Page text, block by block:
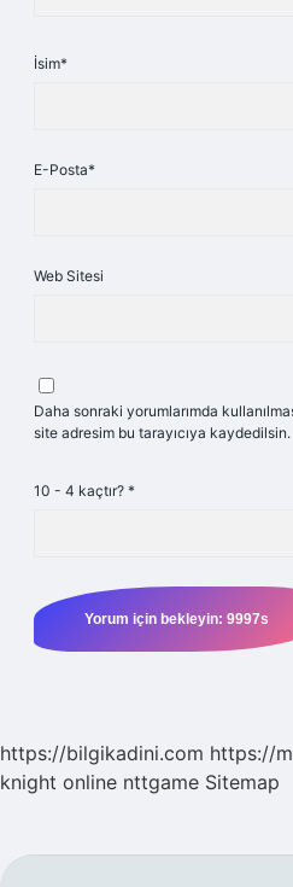
İsim*
E-Posta*
Web Sitesi
Daha sonraki yorumlarımda
site adresim bu tarayıcıya kaydedilsin.
10 - 4 kaçtır? *
https://bilgikadini.com https://
knight online nttgame Sitemap